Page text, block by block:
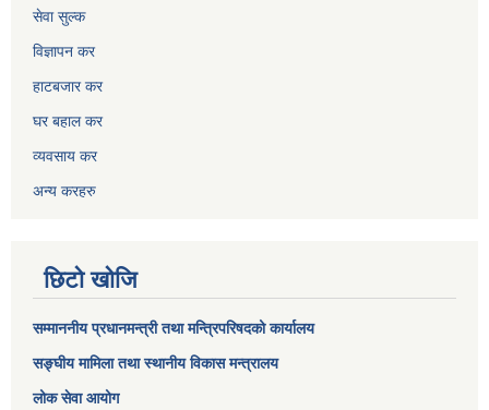
सेवा सुल्क
विज्ञापन कर
हाटबजार कर
घर बहाल कर
व्यवसाय कर
अन्य करहरु
छिटो खोजि
सम्माननीय प्रधानमन्त्री तथा मन्त्रिपरिषद‌को कार्यालय
सङ्घीय मामिला तथा स्थानीय विकास मन्त्रालय
लोक सेवा आयोग